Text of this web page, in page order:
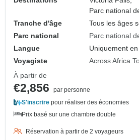
Parc national
Tranche d'âge
Tous les âges
Parc national
Parc national
Langue
Uniquement
Voyagiste
Across Africa
À partir de
€2,856
par personne
S'inscrire pour réaliser des économies
Prix basé sur une chambre double
Réservation à partir de 2 voyageurs